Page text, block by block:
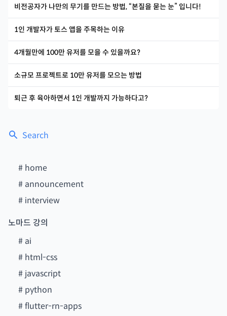
Search
# home
# announcement
# interview
노마드 강의
# ai
# html-css
# javascript
# python
#flutter-rn-apps
비전공자가 나만의 무기를 만드는 방법, “본질을 묻는 눈” 입니다!
1인 개발자가 토스 앱을 주목하는 이유
4개월만에 100만 유저를 모을 수 있을까요?
소규모 프로젝트로 10만 유저를 모으는 방법
퇴근 후 육아하면서 1인 개발까지 가능하다고?